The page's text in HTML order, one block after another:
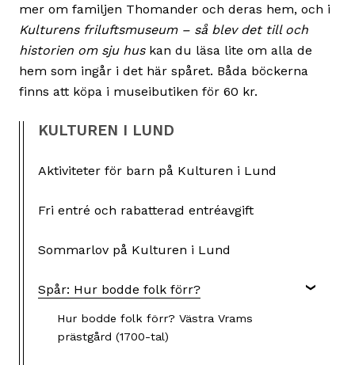
mer om familjen Thomander och deras hem, och i
Kulturens friluftsmuseum – så blev det till och
historien om sju huskan du läsa lite om alla de
hem som ingår i det här spåret. Båda böckerna
finns att köpa i museibutiken för 60 kr.
KULTUREN I LUND
Aktiviteter för barn på Kulturen i Lund
Fri entré och rabatterad entréavgift
Sommarlov på Kulturen i Lund
Spår: Hur bodde folk förr?
Hur bodde folk förr? Västra Vrams
prästgård (1700-tal)